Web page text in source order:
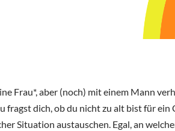
Frau*, aber (noch) mit einem Mann
dich, ob du nicht zu alt bist für
Situation austauschen. Egal, an